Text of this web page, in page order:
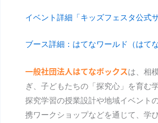
イベント詳細「キッズフェスタ公式サ
ブース詳細：はてなワールド（はて
一般社団法人はてなボックスは、相
ぎ、子どもたちの「探究心」を育む
探究学習の授業設計や地域イベント
携ワークショップなどを通じて、学